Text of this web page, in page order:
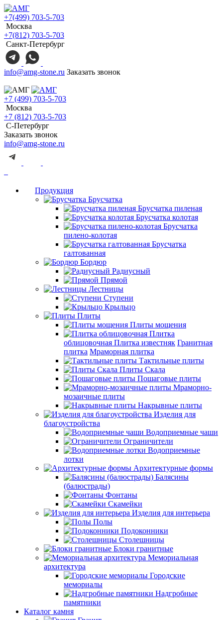
+7(499) 703-5-703
Москва
+7(812) 703-5-703
Санкт-Петербург
info@amg-stone.ru Заказать звонок
+7 (499) 703-5-703
Москва
+7 (812) 703-5-703
С-Петербург
Заказать звонок
info@amg-stone.ru
Продукция
Брусчатка
Брусчатка пиленая
Брусчатка колотая
Брусчатка
пилено-колотая
Брусчатка
галтованная
Бордюр
Радиусный
Прямой
Лестницы
Ступени
Крыльцо
Плиты
Плиты мощения
Плитка
облицовочная Плитка известняк Гранитная
плитка Мраморная плитка
Тактильные плиты
Плиты Скала
Пошаговые плиты
Мраморно-
мозаичные плиты
Накрывные плиты
Изделия для
благоустройства
Водоприемные чаши
Ограничители
Водоприемные
лотки
Архитектурные формы
Балясины
(балюстрады)
Фонтаны
Скамейки
Изделия для интерьера
Полы
Подоконники
Столешницы
Блоки гранитные
Мемориальная
архитектура
Городские
мемориалы
Надгробные
памятники
Каталог камня